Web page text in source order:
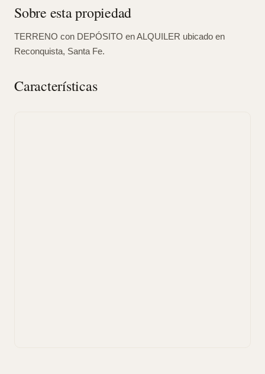
Sobre esta propiedad
TERRENO con DEPÓSITO en ALQUILER ubicado en
Reconquista, Santa Fe.
Características